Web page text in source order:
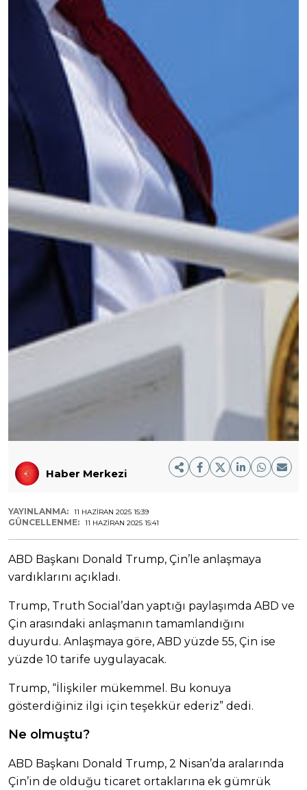
Haber Merkezi
YAYINLANMA: 11 HAZIRAN 2025 15:39
GÜNCELLENME: 11 HAZIRAN 2025 15:41
ABD Başkanı Donald Trump, Çin’le anlaşmaya
vardıklarını açıkladı.
Trump, Truth Social’dan yaptığı paylaşımda ABD ve
Çin arasındaki anlaşmanın tamamlandığını
duyurdu. Anlaşmaya göre, ABD yüzde 55, Çin ise
yüzde 10 tarife uygulayacak.
Trump, “İlişkiler mükemmel. Bu konuya
gösterdiğiniz ilgi için teşekkür ederiz” dedi.
Ne olmuştu?
ABD Başkanı Donald Trump, 2 Nisan’da aralarında
Çin’in de olduğu ticaret ortaklarına ek gümrük